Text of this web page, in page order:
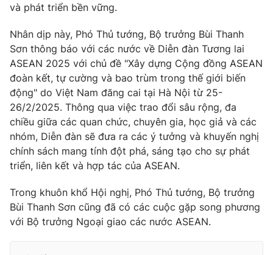
và phát triển bền vững.
Nhân dịp này, Phó Thủ tướng, Bộ trưởng Bùi Thanh
Sơn thông báo với các nước về Diễn đàn Tương lai
ASEAN 2025 với chủ đề "Xây dựng Cộng đồng ASEAN
đoàn kết, tự cường và bao trùm trong thế giới biến
động" do Việt Nam đăng cai tại Hà Nội từ 25-
26/2/2025. Thông qua việc trao đổi sâu rộng, đa
chiều giữa các quan chức, chuyên gia, học giả và các
nhóm, Diễn đàn sẽ đưa ra các ý tưởng và khuyến nghị
chính sách mang tính đột phá, sáng tạo cho sự phát
triển, liên kết và hợp tác của ASEAN.
Trong khuôn khổ Hội nghị, Phó Thủ tướng, Bộ trưởng
Bùi Thanh Sơn cũng đã có các cuộc gặp song phương
với Bộ trưởng Ngoại giao các nước ASEAN.